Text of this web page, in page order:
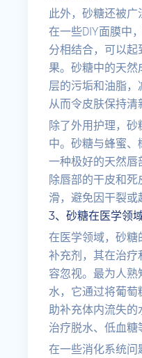
此外，砂糖还被广
在一些DIY面膜中
分相结合，可以
果。砂糖中的天
层的污垢和油脂，
从而令皮肤保持清
除了外用护理，
中。砂糖与蜂蜜、
一种极好的天然
除唇部的干皮和
滑，避免因干裂或
3、砂糖在医学领
在医学领域，砂糖
补充剂，其在治疗
容忽视。最为人
水，它通过将葡
助补充体内流失的
治疗脱水、低血糖
在一些消化系统